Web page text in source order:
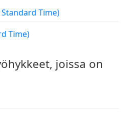
Time)
Time)
joissa on